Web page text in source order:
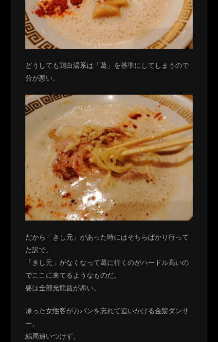
どうしても鶏白湯系は「葛」を基準にしてしまうので
分が悪い。
だから「きし元」があった時にはそちらばかり行って
た訳で。
「きし元」がなくなって葛に行くのがハードル高いの
でここに来てるようなものだ。
要は全部光龍益が悪い。
帰った女性客がカバンを忘れて追いかける金髪ダンサ
ー。
結局追いつけず。